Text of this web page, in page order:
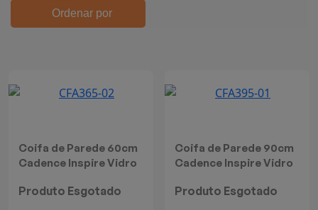
Ordenar por
Coifa de Parede 60cm
Cadence Inspire Vidro
Produto Esgotado
Coifa de Parede 90cm
Cadence Inspire Vidro
Produto Esgotado
Panelas Elétricas
Máquina de Waffle